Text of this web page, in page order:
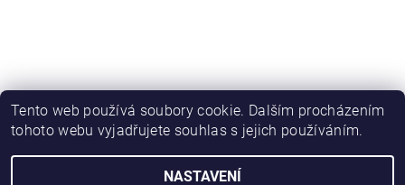
Heureka.cz | OBLEČENÍ, OBUV
Tento web používá soubory cookie. Dalším procházením
tohoto webu vyjadřujete souhlas s jejich používáním.
NASTAVENÍ